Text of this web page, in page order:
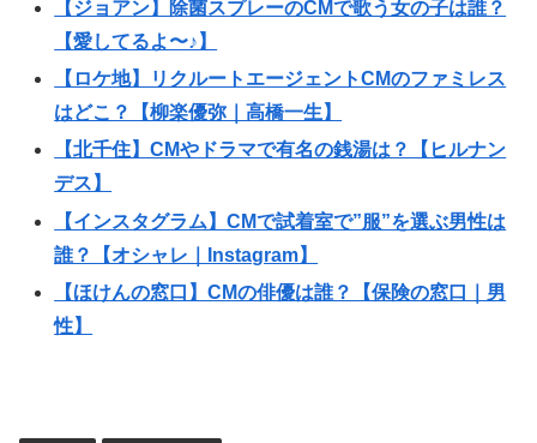
【ジョアン】除菌スプレーのCMで歌う女の子は誰？
【愛してるよ〜♪】
【ロケ地】リクルートエージェントCMのファミレス
はどこ？【柳楽優弥｜高橋一生】
【北千住】CMやドラマで有名の銭湯は？【ヒルナン
デス】
【インスタグラム】CMで試着室で”服”を選ぶ男性は
誰？【オシャレ｜Instagram】
【ほけんの窓口】CMの俳優は誰？【保険の窓口｜男
性】